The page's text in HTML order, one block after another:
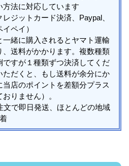
法に対応しています
レジットカード決済、Paypal、
ペイ）
緒に購入されるとヤマト運輸
送料がかかります。複数種類
すが１種類ずつ決済してくだ
ただくと、もし送料が余分にか
店のポイントを差額分プラス
りません）。
文で即日発送、ほとんどの地域